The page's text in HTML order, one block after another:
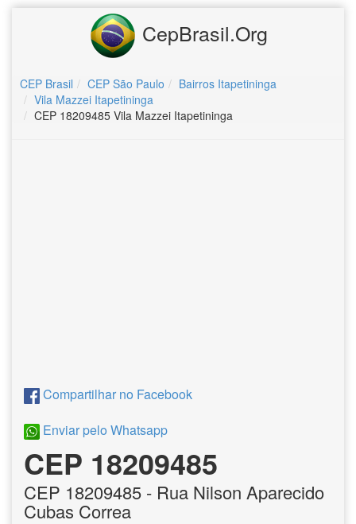
CepBrasil.Org
CEP Brasil CEP São Paulo
Bairros Itapetininga
Vila Mazzei Itapetininga
CEP 18209485 Vila Mazzei Itapetininga
Compartilhar no Facebook
Enviar pelo Whatsapp
CEP 18209485
CEP 18209485 - Rua Nilson Aparecido
Cubas Correa